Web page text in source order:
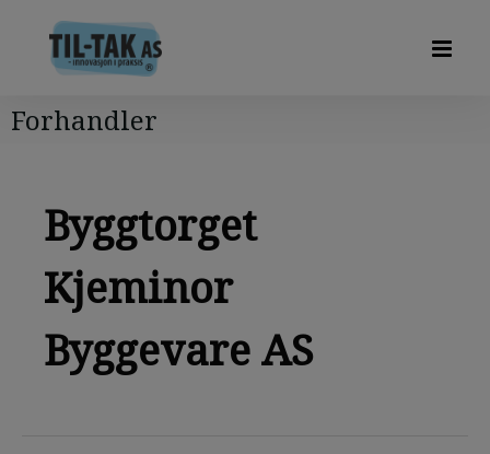
Forhandler
Byggtorget
Kjeminor
Byggevare AS